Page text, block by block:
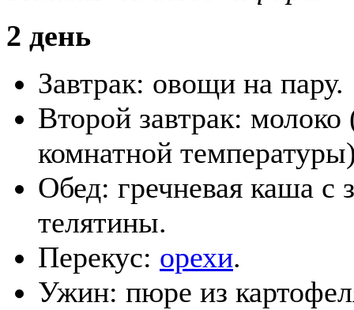
2 день
Завтрак: овощи на пару.
Второй завтрак:
комнатной
Обед: гречневая каша с
телятины.
Перекус: орехи.
Ужин: пюре из